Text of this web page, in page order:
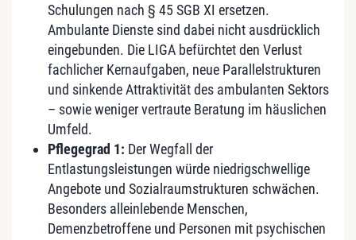
Schulungen nach § 45 SGB XI ersetzen.
Ambulante Dienste sind dabei nicht ausdrücklich
eingebunden. Die LIGA befürchtet den Verlust
fachlicher Kernaufgaben, neue Parallelstrukturen
und sinkende Attraktivität des ambulanten Sektors
– sowie weniger vertraute Beratung im häuslichen
Umfeld.
Pflegegrad 1: Der Wegfall der
Entlastungsleistungen würde niedrigschwellige
Angebote und Sozialraumstrukturen schwächen.
Besonders alleinlebende Menschen,
Demenzbetroffene und Personen mit psychischen